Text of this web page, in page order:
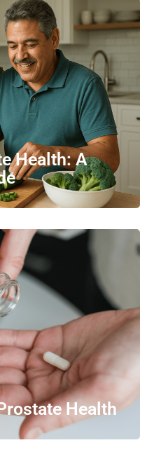
Health: A
Health